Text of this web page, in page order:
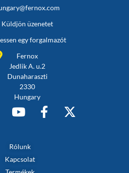
Küldjön üzenetet
egy forgalmazót
Fernox
Jedlik A. u.2
Dunaharaszti
2330
Hungary
Rólunk
Kapcsolat